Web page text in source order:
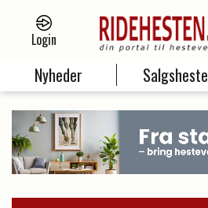
Login
Nyheder Salgsheste